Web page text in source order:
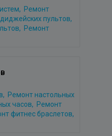
Ремонт
пультов,
Ремонт
Ремонт настольных
часов, Ремонт
фитнес браслетов,